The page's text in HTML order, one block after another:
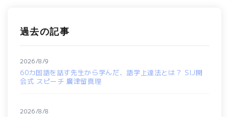
過去の記事
60カ国語を話す先生から学んだ、語学上達法とは？ SIJ開
会式 スピーチ 廣津留真理
2026/8/9
2026/8/8